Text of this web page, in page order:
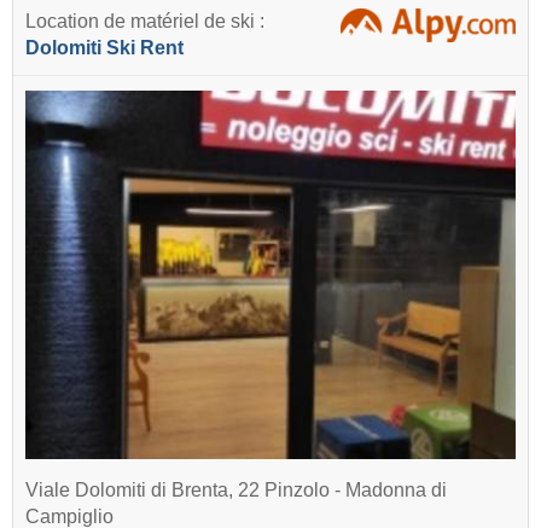
Location de matériel de ski :
Dolomiti Ski Rent
Viale Dolomiti di Brenta, 22 Pinzolo - Madonna di
Campiglio